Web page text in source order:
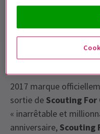
Durée: TBC
2017 marque
sortie de Scouting For
« inarrêtable et
anniversaire, Scouting